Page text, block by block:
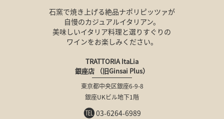
石窯で焼き上げる絶品ナポリピッツァが
自慢のカジュアルイタリアン。
美味しいイタリア料理と選りすぐりの
ワインをお楽しみください。
TRATTORIA ItaLia
銀座店 （旧Ginsai Plus）
東京都中央区銀座6-9-8
銀座UKビル地下1階
03-6264-6989